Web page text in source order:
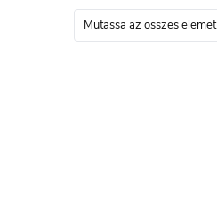
Mutassa az összes elemet